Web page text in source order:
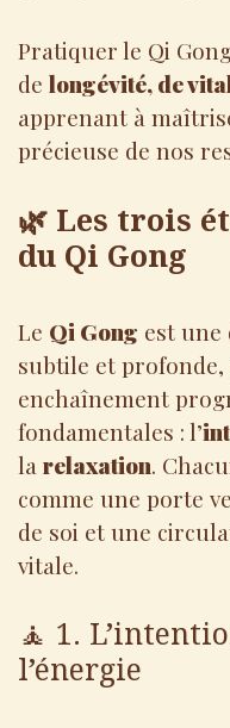
Pratiquer le Qi
de longévité, de
apprenant à
précieuse de nos
🌿 Les trois
du Qi Gong
Le Qi Gong est
subtile et
enchaînement
fondamentales : l’
la relaxation.
comme une porte
de soi et une
vitale.
🧘 1.
l’énergie